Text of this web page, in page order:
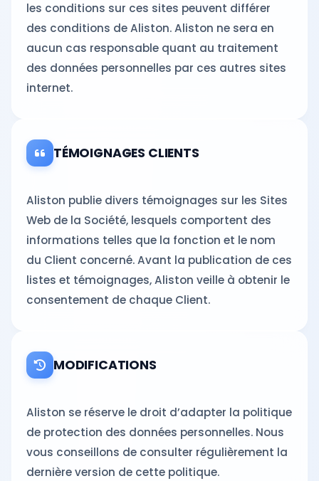
les conditions sur ces sites peuvent différer
des conditions de Aliston. Aliston ne sera en
aucun cas responsable quant au traitement
des données personnelles par ces autres sites
internet.
TÉMOIGNAGES CLIENTS
Aliston publie divers témoignages sur les Sites
Web de la Société, lesquels comportent des
informations telles que la fonction et le nom
du Client concerné. Avant la publication de ces
listes et témoignages, Aliston veille à obtenir le
consentement de chaque Client.
MODIFICATIONS
Aliston se réserve le droit d’adapter la politique
de protection des données personnelles. Nous
vous conseillons de consulter régulièrement la
dernière version de cette politique.